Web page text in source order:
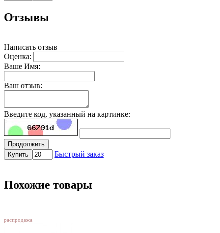
Отзывы
Написать отзыв
Оценка:
Ваше Имя:
Ваш отзыв:
Введите код, указанный на картинке:
Продолжить
Купить
Быстрый заказ
Похожие товары
распродажа